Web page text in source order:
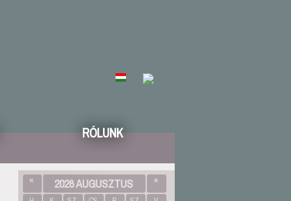
RÓLUNK
« 2026 AUGUSZTUS »